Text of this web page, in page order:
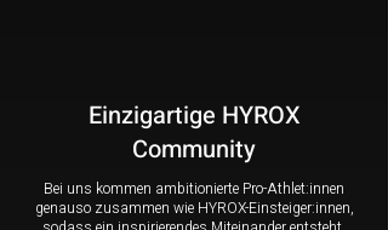
Einzigartige HYROX
Community
Bei uns kommen ambitionierte Pro-Athlet:innen
genauso zusammen wie HYROX-Einsteiger:innen,